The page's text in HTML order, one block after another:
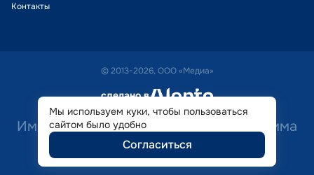
Контакты
© 2013-2026, ООО «Медиа»
сделано в alente
Имеются противопоказания. Необходима
консультация специалиста.
Мы используем куки, чтобы пользоваться
сайтом было удобно
Согласиться